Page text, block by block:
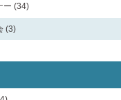
ー (34)
(3)